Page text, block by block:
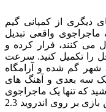
از کمپانی گیم
واقعی تبدیل
فرار کرده و
کنید. سرعت
شده و آرامگاه
بعدی و آهنگ های
تنها یک ماجراجوی
واقعی می تواند از این موانع عبور کند. این بازی بر روی اندروید 2.3